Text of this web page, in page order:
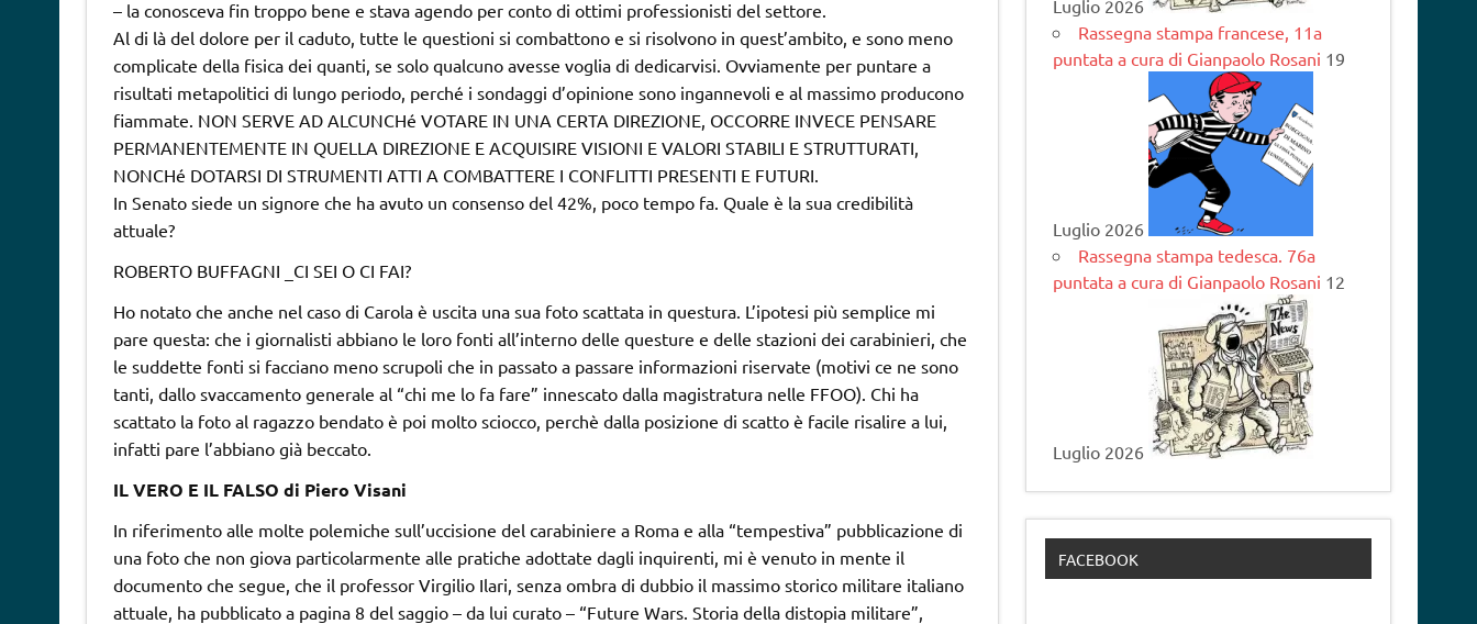
– la conosceva fin troppo bene e stava agendo per conto di ottimi professionisti del settore.
Al di là del dolore per il caduto, tutte le questioni si combattono e si risolvono in quest’ambito, e sono meno
complicate della fisica dei quanti, se solo qualcuno avesse voglia di dedicarvisi. Ovviamente per puntare a
risultati metapolitici di lungo periodo, perché i sondaggi d’opinione sono ingannevoli e al massimo producono
fiammate. NON SERVE AD ALCUNCHé VOTARE IN UNA CERTA DIREZIONE, OCCORRE INVECE PENSARE
PERMANENTEMENTE IN QUELLA DIREZIONE E ACQUISIRE VISIONI E VALORI STABILI E STRUTTURATI,
NONCHé DOTARSI DI STRUMENTI ATTI A COMBATTERE I CONFLITTI PRESENTI E FUTURI.
In Senato siede un signore che ha avuto un consenso del 42%, poco tempo fa. Quale è la sua credibilità
attuale?
ROBERTO BUFFAGNI _CI SEI O CI FAI?
Ho notato che anche nel caso di Carola è uscita una sua foto scattata in questura. L’ipotesi più semplice mi
pare questa: che i giornalisti abbiano le loro fonti all’interno delle questure e delle stazioni dei carabinieri, che
le suddette fonti si facciano meno scrupoli che in passato a passare informazioni riservate (motivi ce ne sono
tanti, dallo svaccamento generale al “chi me lo fa fare” innescato dalla magistratura nelle FFOO). Chi ha
scattato la foto al ragazzo bendato è poi molto sciocco, perchè dalla posizione di scatto è facile risalire a lui,
infatti pare l’abbiano già beccato.
IL VERO E IL FALSO di Piero Visani
In riferimento alle molte polemiche sull’uccisione del carabiniere a Roma e alla “tempestiva” pubblicazione di
una foto che non giova particolarmente alle pratiche adottate dagli inquirenti, mi è venuto in mente il
documento che segue, che il professor Virgilio Ilari, senza ombra di dubbio il massimo storico militare italiano
attuale, ha pubblicato a pagina 8 del saggio – da lui curato – “Future Wars. Storia della distopia militare”,
Luglio 2026
Rassegna stampa francese, 11a
puntata a cura di Gianpaolo Rosani 19
Luglio 2026
Rassegna stampa tedesca. 76a
puntata a cura di Gianpaolo Rosani 12
Luglio 2026
FACEBOOK